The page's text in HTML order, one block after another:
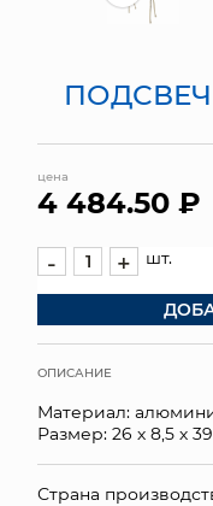
цена
4 484.50 ₽
- + шт.
ОПИСАНИЕ
Материал:
Размер: 26 х 8,5 х
Страна